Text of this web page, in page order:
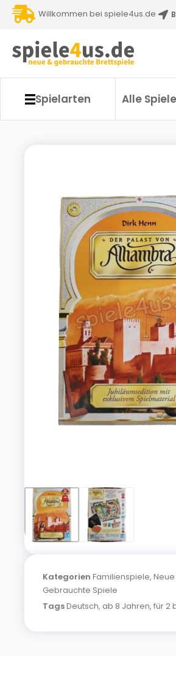
Willkommen bei spiele4us.de
Spielarten Alle Spiele
Kategorien Familienspiele,
Gebrauchte Spiele
TagsDeutsch, ab 8 Jahren, für 2